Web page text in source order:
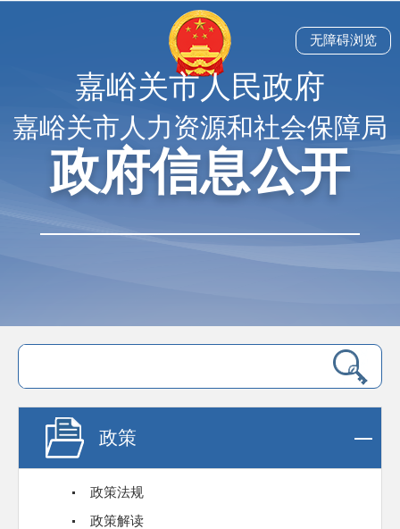
嘉峪关市人民政府
嘉峪关市人力资源和社会保障局
政府信息公开
无障碍浏览
政策
政策法规
政策解读